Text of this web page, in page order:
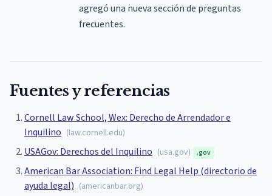
agregó una nueva sección de preguntas
frecuentes.
Fuentes y referencias
Cornell Law School, Wex: Derecho de Arrendador e
Inquilino (law.cornell.edu)
USAGov: Derechos del Inquilino (usa.gov) .gov
American Bar Association: Find Legal Help (directorio de
ayuda legal) (americanbar.org)